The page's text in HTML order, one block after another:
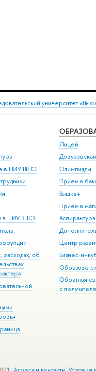
университет
в НИУ ВШЭ
в НИУ ВШЭ
расходах, об
Лицей
Олимпиады
Прием в
Вышка+
Прием в
Аспирантура
Центр
Бизнес-
Обратная
с